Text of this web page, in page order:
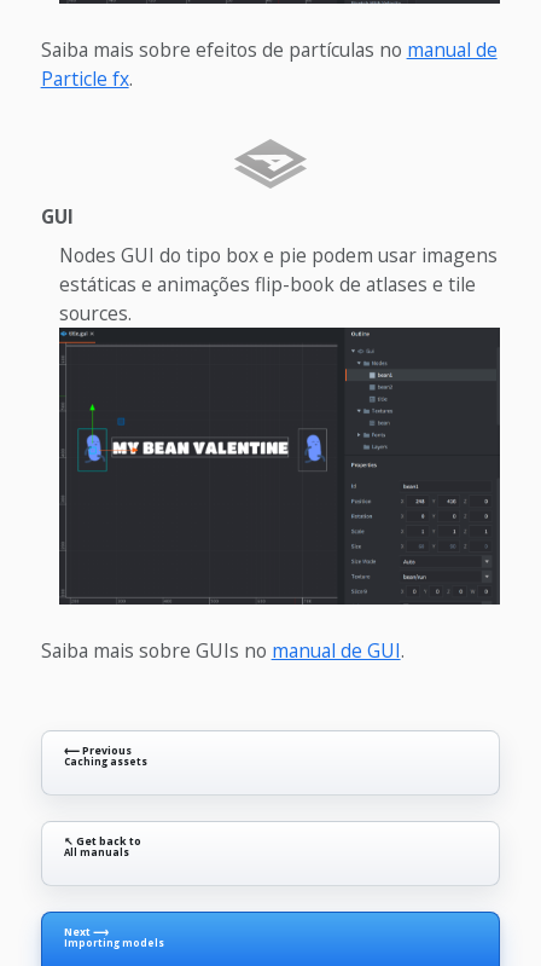
Saiba mais sobre efeitos de partículas no manual de
Particle fx.
GUI
Nodes GUI do tipo box e pie podem usar imagens
estáticas e animações flip-book de atlases e tile
sources.
Saiba mais sobre GUIs no manual de GUI.
⟵ Previous
Caching assets
↖ Get back to
All manuals
Next ⟶
Importing models